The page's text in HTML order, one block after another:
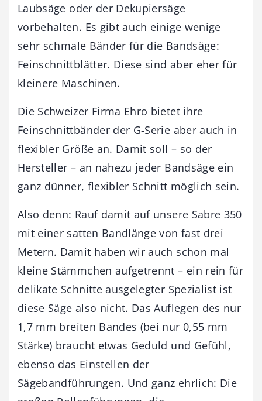
Laubsäge oder der Dekupiersäge
vorbehalten. Es gibt auch einige wenige
sehr schmale Bänder für die Bandsäge:
Feinschnittblätter. Diese sind aber eher für
kleinere Maschinen.
Die Schweizer Firma Ehro bietet ihre
Feinschnittbänder der G-Serie aber auch in
flexibler Größe an. Damit soll – so der
Hersteller – an nahezu jeder Bandsäge ein
ganz dünner, flexibler Schnitt möglich sein.
Also denn: Rauf damit auf unsere Sabre 350
mit einer satten Bandlänge von fast drei
Metern. Damit haben wir auch schon mal
kleine Stämmchen aufgetrennt – ein rein für
delikate Schnitte ausgelegter Spezialist ist
diese Säge also nicht. Das Auflegen des nur
1,7 mm breiten Bandes (bei nur 0,55 mm
Stärke) braucht etwas Geduld und Gefühl,
ebenso das Einstellen der
Sägebandführungen. Und ganz ehrlich: Die